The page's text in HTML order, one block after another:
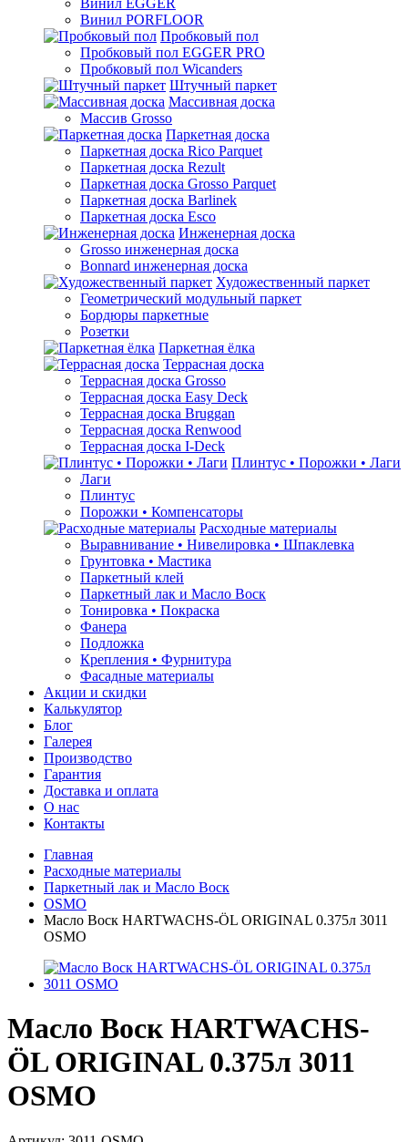
Винил EGGER
Винил PORFLOOR
Пробковый пол
Пробковый пол EGGER PRO
Пробковый пол Wicanders
Штучный паркет
Массивная доска
Массив Grosso
Паркетная доска
Паркетная доска Rico Parquet
Паркетная доска Rezult
Паркетная доска Grosso Parquet
Паркетная доска Barlinek
Паркетная доска Esco
Инженерная доска
Grosso инженерная доска
Bonnard инженерная доска
Художественный паркет
Геометрический модульный паркет
Бордюры паркетные
Розетки
Паркетная ёлка
Террасная доска
Террасная доска Grosso
Террасная доска Easy Deck
Террасная доска Bruggan
Террасная доска Renwood
Террасная доска I-Deck
Плинтус • Порожки • Лаги
Лаги
Плинтус
Порожки • Компенсаторы
Расходные материалы
Выравнивание • Нивелировка • Шпаклевка
Грунтовкa • Мастика
Паркетный клей
Паркетный лак и Масло Воск
Тонировка • Покраска
Фанера
Подложка
Крепления • Фурнитура
Фасадные материалы
Акции и скидки
Калькулятор
Блог
Галерея
Производство
Гарантия
Доставка и оплата
О нас
Контакты
Главная
Расходные материалы
Паркетный лак и Масло Воск
OSMO
Масло Воск HARTWACHS-ÖL ORIGINAL 0.375л 3011
OSMO
Масло Воск HARTWACHS-
ÖL ORIGINAL 0.375л 3011
OSMO